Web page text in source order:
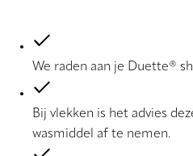
We raden aan je Duette®
Bij vlekken is het advies
wasmiddel af te nemen.